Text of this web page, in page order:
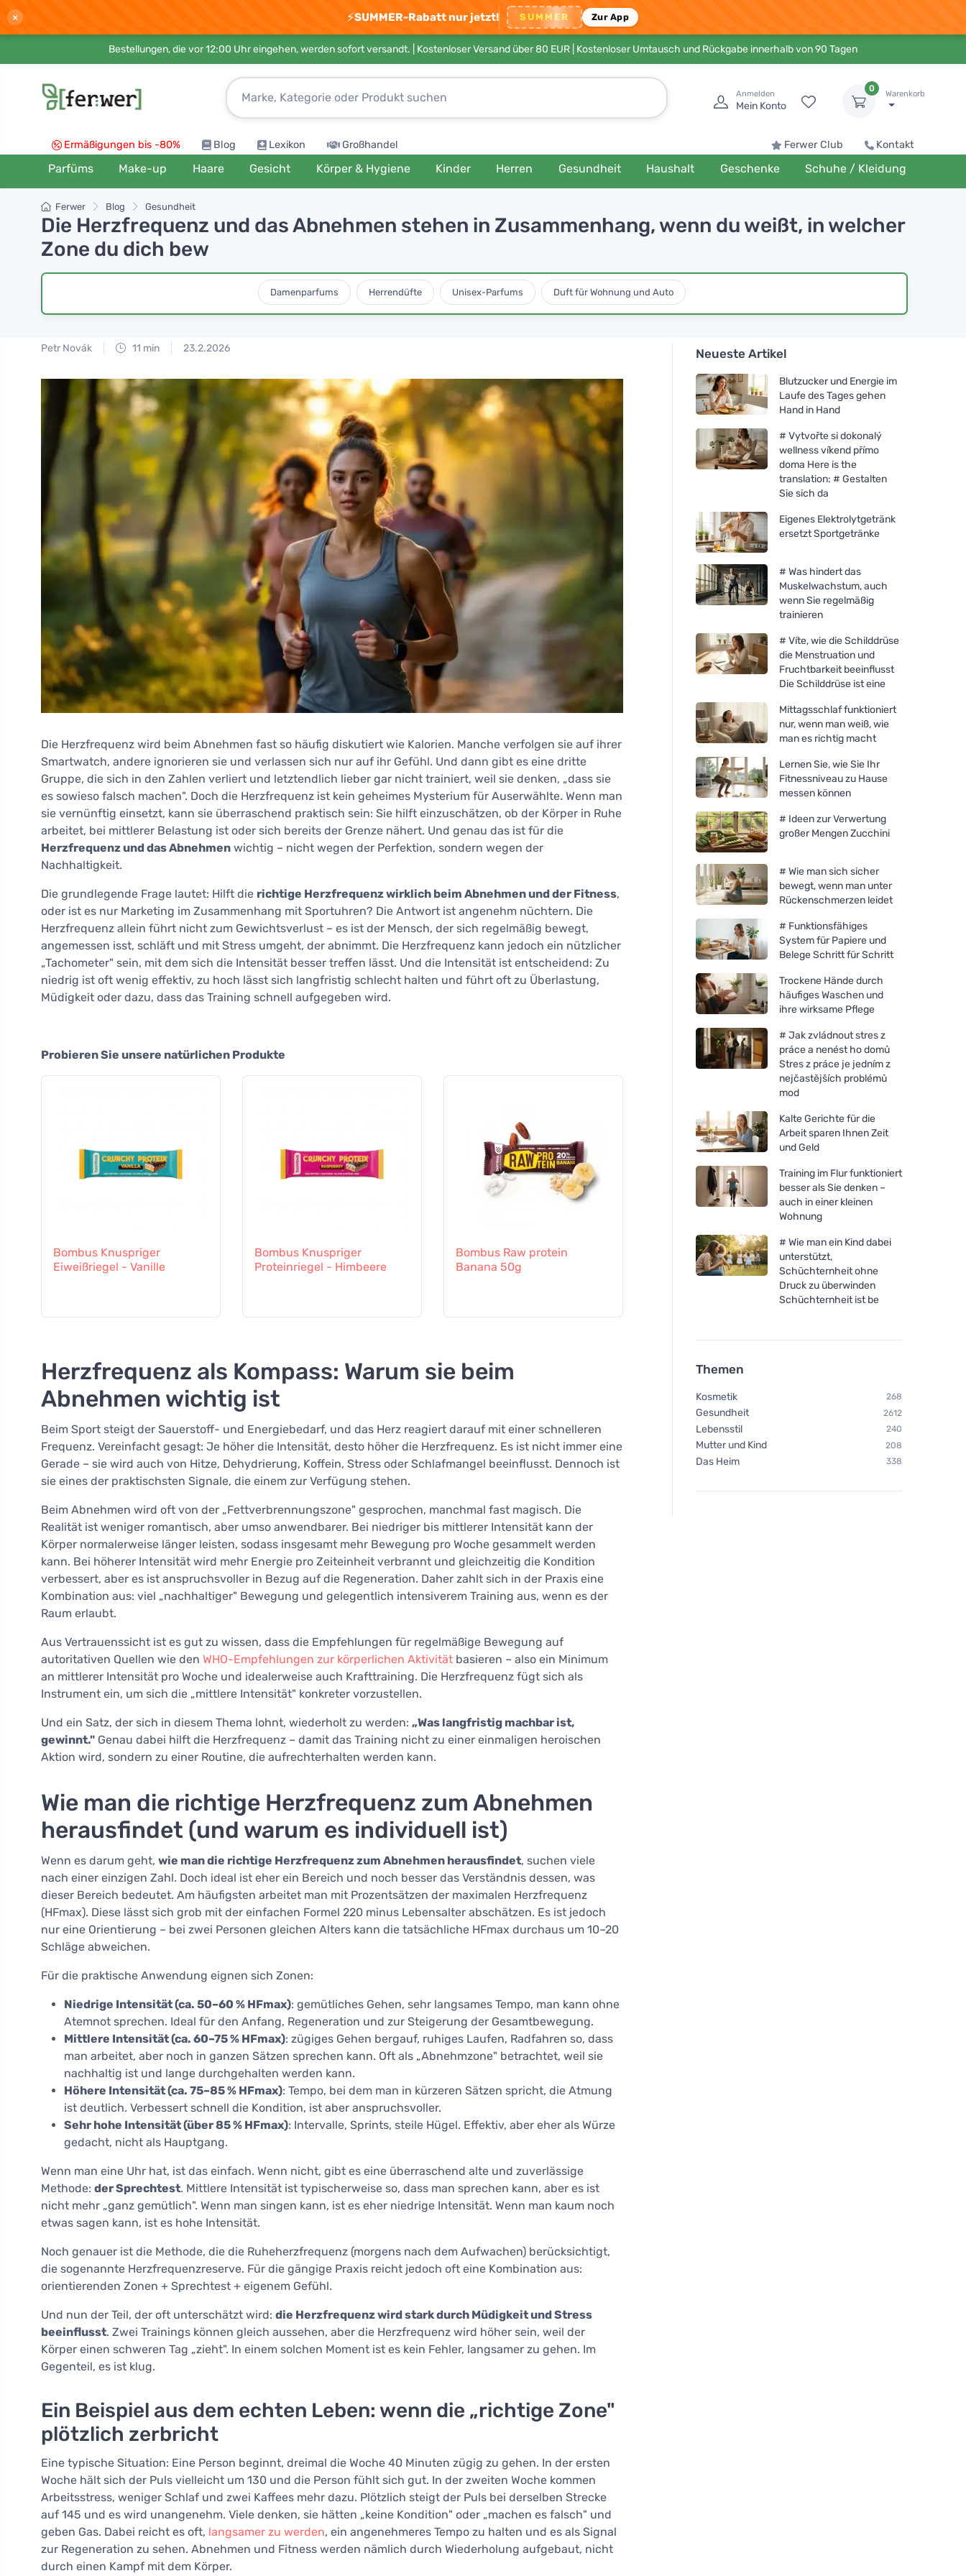
× ⚡SUMMER-Rabatt nur jetzt! SUMMER Zur App
Bestellungen, die vor 12:00 Uhr eingehen, werden sofort versandt. | Kostenloser Versand über 80 EUR | Kostenloser Umtausch und Rückgabe innerhalb von 90 Tagen
Anmelden
Mein Konto
0
Warenkorb
Ermäßigungen bis -80% Blog Lexikon Großhandel Ferwer Club Kontakt
Parfüms Make-up Haare Gesicht Körper & Hygiene Kinder Herren Gesundheit Haushalt Geschenke Schuhe / Kleidung
Ferwer Blog Gesundheit
Die Herzfrequenz und das Abnehmen stehen in Zusammenhang, wenn du weißt, in welcher
Zone du dich bew
Damenparfums Herrendüfte Unisex-Parfums Duft für Wohnung und Auto
Petr Novák 11 min 23.2.2026
Die Herzfrequenz wird beim Abnehmen fast so häufig diskutiert wie Kalorien. Manche verfolgen sie auf ihrer
Smartwatch, andere ignorieren sie und verlassen sich nur auf ihr Gefühl. Und dann gibt es eine dritte
Gruppe, die sich in den Zahlen verliert und letztendlich lieber gar nicht trainiert, weil sie denken, „dass sie
es sowieso falsch machen". Doch die Herzfrequenz ist kein geheimes Mysterium für Auserwählte. Wenn man
sie vernünftig einsetzt, kann sie überraschend praktisch sein: Sie hilft einzuschätzen, ob der Körper in Ruhe
arbeitet, bei mittlerer Belastung ist oder sich bereits der Grenze nähert. Und genau das ist für die
Herzfrequenz und das Abnehmen wichtig – nicht wegen der Perfektion, sondern wegen der
Nachhaltigkeit.
Die grundlegende Frage lautet: Hilft die richtige Herzfrequenz wirklich beim Abnehmen und der Fitness,
oder ist es nur Marketing im Zusammenhang mit Sportuhren? Die Antwort ist angenehm nüchtern. Die
Herzfrequenz allein führt nicht zum Gewichtsverlust – es ist der Mensch, der sich regelmäßig bewegt,
angemessen isst, schläft und mit Stress umgeht, der abnimmt. Die Herzfrequenz kann jedoch ein nützlicher
„Tachometer" sein, mit dem sich die Intensität besser treffen lässt. Und die Intensität ist entscheidend: Zu
niedrig ist oft wenig effektiv, zu hoch lässt sich langfristig schlecht halten und führt oft zu Überlastung,
Müdigkeit oder dazu, dass das Training schnell aufgegeben wird.
Probieren Sie unsere natürlichen Produkte
Bombus Knuspriger
Eiweißriegel - Vanille
Bombus Knuspriger
Proteinriegel - Himbeere
Bombus Raw protein
Banana 50g
Bombus Raw protein Cocoa
beans 50g
butter 50g
Herzfrequenz als Kompass: Warum sie beim
Abnehmen wichtig ist
Beim Sport steigt der Sauerstoff- und Energiebedarf, und das Herz reagiert darauf mit einer schnelleren
Frequenz. Vereinfacht gesagt: Je höher die Intensität, desto höher die Herzfrequenz. Es ist nicht immer eine
Gerade – sie wird auch von Hitze, Dehydrierung, Koffein, Stress oder Schlafmangel beeinflusst. Dennoch ist
sie eines der praktischsten Signale, die einem zur Verfügung stehen.
Beim Abnehmen wird oft von der „Fettverbrennungszone" gesprochen, manchmal fast magisch. Die
Realität ist weniger romantisch, aber umso anwendbarer. Bei niedriger bis mittlerer Intensität kann der
Körper normalerweise länger leisten, sodass insgesamt mehr Bewegung pro Woche gesammelt werden
kann. Bei höherer Intensität wird mehr Energie pro Zeiteinheit verbrannt und gleichzeitig die Kondition
verbessert, aber es ist anspruchsvoller in Bezug auf die Regeneration. Daher zahlt sich in der Praxis eine
Kombination aus: viel „nachhaltiger" Bewegung und gelegentlich intensiverem Training aus, wenn es der
Raum erlaubt.
Aus Vertrauenssicht ist es gut zu wissen, dass die Empfehlungen für regelmäßige Bewegung auf
autoritativen Quellen wie den WHO-Empfehlungen zur körperlichen Aktivität basieren – also ein Minimum
an mittlerer Intensität pro Woche und idealerweise auch Krafttraining. Die Herzfrequenz fügt sich als
Instrument ein, um sich die „mittlere Intensität" konkreter vorzustellen.
Und ein Satz, der sich in diesem Thema lohnt, wiederholt zu werden: „Was langfristig machbar ist,
gewinnt." Genau dabei hilft die Herzfrequenz – damit das Training nicht zu einer einmaligen heroischen
Aktion wird, sondern zu einer Routine, die aufrechterhalten werden kann.
Wie man die richtige Herzfrequenz zum Abnehmen
herausfindet (und warum es individuell ist)
Wenn es darum geht, wie man die richtige Herzfrequenz zum Abnehmen herausfindet, suchen viele
nach einer einzigen Zahl. Doch ideal ist eher ein Bereich und noch besser das Verständnis dessen, was
dieser Bereich bedeutet. Am häufigsten arbeitet man mit Prozentsätzen der maximalen Herzfrequenz
(HFmax). Diese lässt sich grob mit der einfachen Formel 220 minus Lebensalter abschätzen. Es ist jedoch
nur eine Orientierung – bei zwei Personen gleichen Alters kann die tatsächliche HFmax durchaus um 10–20
Schläge abweichen.
Für die praktische Anwendung eignen sich Zonen:
Niedrige Intensität (ca. 50–60 % HFmax): gemütliches Gehen, sehr langsames Tempo, man kann ohne
Atemnot sprechen. Ideal für den Anfang, Regeneration und zur Steigerung der Gesamtbewegung.
Mittlere Intensität (ca. 60–75 % HFmax): zügiges Gehen bergauf, ruhiges Laufen, Radfahren so, dass
man arbeitet, aber noch in ganzen Sätzen sprechen kann. Oft als „Abnehmzone" betrachtet, weil sie
nachhaltig ist und lange durchgehalten werden kann.
Höhere Intensität (ca. 75–85 % HFmax): Tempo, bei dem man in kürzeren Sätzen spricht, die Atmung
ist deutlich. Verbessert schnell die Kondition, ist aber anspruchsvoller.
Sehr hohe Intensität (über 85 % HFmax): Intervalle, Sprints, steile Hügel. Effektiv, aber eher als Würze
gedacht, nicht als Hauptgang.
Wenn man eine Uhr hat, ist das einfach. Wenn nicht, gibt es eine überraschend alte und zuverlässige
Methode: der Sprechtest. Mittlere Intensität ist typischerweise so, dass man sprechen kann, aber es ist
nicht mehr „ganz gemütlich". Wenn man singen kann, ist es eher niedrige Intensität. Wenn man kaum noch
etwas sagen kann, ist es hohe Intensität.
Noch genauer ist die Methode, die die Ruheherzfrequenz (morgens nach dem Aufwachen) berücksichtigt,
die sogenannte Herzfrequenzreserve. Für die gängige Praxis reicht jedoch oft eine Kombination aus:
orientierenden Zonen + Sprechtest + eigenem Gefühl.
Und nun der Teil, der oft unterschätzt wird: die Herzfrequenz wird stark durch Müdigkeit und Stress
beeinflusst. Zwei Trainings können gleich aussehen, aber die Herzfrequenz wird höher sein, weil der
Körper einen schweren Tag „zieht". In einem solchen Moment ist es kein Fehler, langsamer zu gehen. Im
Gegenteil, es ist klug.
Ein Beispiel aus dem echten Leben: wenn die „richtige Zone"
plötzlich zerbricht
Eine typische Situation: Eine Person beginnt, dreimal die Woche 40 Minuten zügig zu gehen. In der ersten
Woche hält sich der Puls vielleicht um 130 und die Person fühlt sich gut. In der zweiten Woche kommen
Arbeitsstress, weniger Schlaf und zwei Kaffees mehr dazu. Plötzlich steigt der Puls bei derselben Strecke
auf 145 und es wird unangenehm. Viele denken, sie hätten „keine Kondition" oder „machen es falsch" und
geben Gas. Dabei reicht es oft, langsamer zu werden, ein angenehmeres Tempo zu halten und es als Signal
zur Regeneration zu sehen. Abnehmen und Fitness werden nämlich durch Wiederholung aufgebaut, nicht
durch einen Kampf mit dem Körper.
Neueste Artikel
Blutzucker und Energie im
Laufe des Tages gehen
Hand in Hand
# Vytvořte si dokonalý
wellness víkend přímo
doma Here is the
translation: # Gestalten
Sie sich da
Eigenes Elektrolytgetränk
ersetzt Sportgetränke
# Was hindert das
Muskelwachstum, auch
wenn Sie regelmäßig
trainieren
# Víte, wie die Schilddrüse
die Menstruation und
Fruchtbarkeit beeinflusst
Die Schilddrüse ist eine
Mittagsschlaf funktioniert
nur, wenn man weiß, wie
man es richtig macht
Lernen Sie, wie Sie Ihr
Fitnessniveau zu Hause
messen können
# Ideen zur Verwertung
großer Mengen Zucchini
# Wie man sich sicher
bewegt, wenn man unter
Rückenschmerzen leidet
# Funktionsfähiges
System für Papiere und
Belege Schritt für Schritt
Trockene Hände durch
häufiges Waschen und
ihre wirksame Pflege
# Jak zvládnout stres z
práce a nenést ho domů
Stres z práce je jedním z
nejčastějších problémů
mod
Kalte Gerichte für die
Arbeit sparen Ihnen Zeit
und Geld
Training im Flur funktioniert
besser als Sie denken –
auch in einer kleinen
Wohnung
# Wie man ein Kind dabei
unterstützt,
Schüchternheit ohne
Druck zu überwinden
Schüchternheit ist be
Themen
Kosmetik 268
Gesundheit 2612
Lebensstil 240
Mutter und Kind 208
Das Heim 338